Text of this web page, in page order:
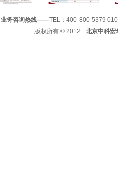
业务咨询热线——TEL：400-800-5379
版权所有 © 2012 北京中科宏